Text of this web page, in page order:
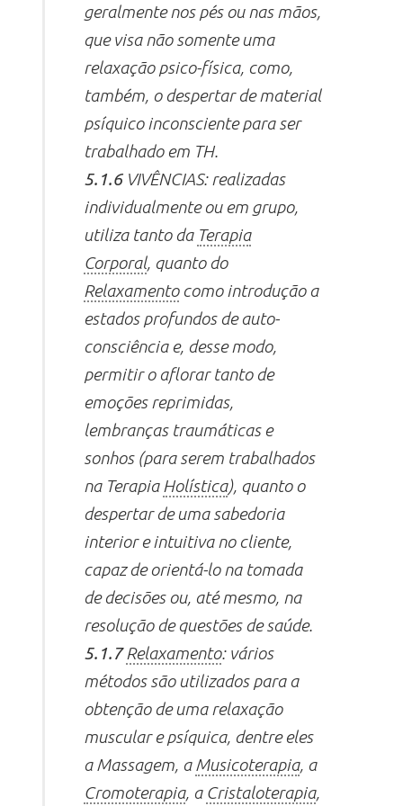
geralmente nos pés ou nas mãos,
que visa não somente uma
relaxação psico-física, como,
também, o despertar de material
psíquico inconsciente para ser
trabalhado em TH.
5.1.6VIVÊNCIAS: realizadas
individualmente ou em grupo,
utiliza tanto da Terapia
Corporal, quanto do
Relaxamentocomo introdução a
estados profundos de auto-
consciência e, desse modo,
permitir o aflorar tanto de
emoções reprimidas,
lembranças traumáticas e
sonhos (para serem trabalhados
na Terapia Holística), quanto o
despertar de uma sabedoria
interior e intuitiva no cliente,
capaz de orientá-lo na tomada
de decisões ou, até mesmo, na
resolução de questões de saúde.
5.1.7 Relaxamento: vários
métodos são utilizados para a
obtenção de uma relaxação
muscular e psíquica, dentre eles
a Massagem, aMusicoterapia, a
Cromoterapia, a Cristaloterapia,